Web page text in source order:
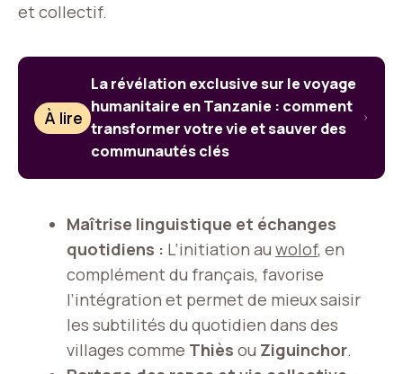
et collectif.
À lire
La révélation exclusive sur le voyage
humanitaire en Tanzanie : comment
transformer votre vie et sauver des
communautés clés
Maîtrise linguistique et échanges
quotidiens : L’initiation au wolof, en
complément du français, favorise
l’intégration et permet de mieux saisir
les subtilités du quotidien dans des
villages comme Thiès ou Ziguinchor.